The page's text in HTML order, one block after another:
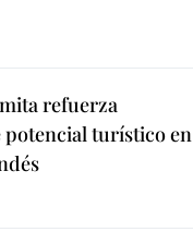
refuerza
turístico en